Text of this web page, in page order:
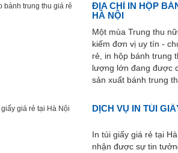
ĐỊA CHỈ IN HỘP
HÀ NỘI
Một mùa Trung thu
kiếm đơn vị uy tín -
rẻ, in hộp bánh trung
lượng lớn đang được
sản xuất bánh trung
DỊCH VỤ IN TÚI
In túi giấy giá rẻ tại
nhận được sự tin